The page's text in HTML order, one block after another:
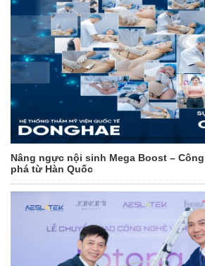
Nâng ngực nội sinh Mega Boost –
phá từ Hàn Quốc